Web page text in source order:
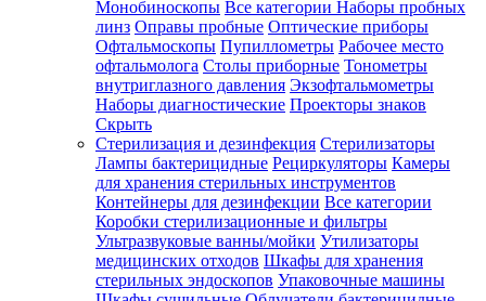
Монобиноскопы Все категории Наборы пробных
линз Оправы пробные Оптические приборы
Офтальмоскопы Пупиллометры Рабочее место
офтальмолога Столы приборные Тонометры
внутриглазного давления Экзофтальмометры
Наборы диагностические Проекторы знаков
Скрыть
Стерилизация и дезинфекция Стерилизаторы
Лампы бактерицидные Рециркуляторы Камеры
для хранения стерильных инструментов
Контейнеры для дезинфекции Все категории
Коробки стерилизационные и фильтры
Ультразвуковые ванны/мойки Утилизаторы
медицинских отходов Шкафы для хранения
стерильных эндоскопов Упаковочные машины